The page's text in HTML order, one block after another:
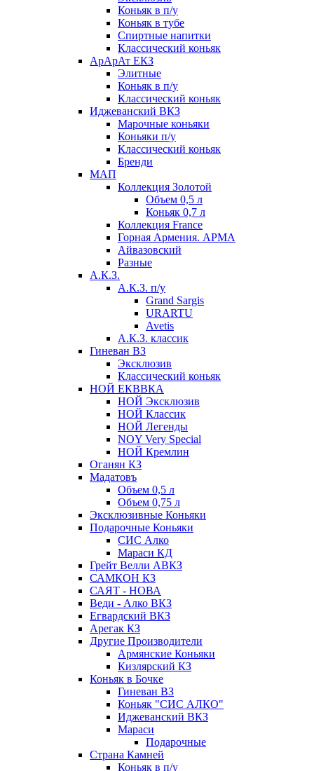
Коньяк в п/у
Коньяк в тубе
Спиртные напитки
Классический коньяк
АрАрАт ЕКЗ
Элитные
Коньяк в п/у
Классический коньяк
Иджеванский ВКЗ
Марочные коньяки
Коньяки п/у
Классический коньяк
Бренди
МАП
Коллекция Золотой
Объем 0,5 л
Коньяк 0,7 л
Коллекция France
Горная Армения. АРМА
Айвазовский
Разные
А.К.З.
А.К.З. п/у
Grand Sargis
URARTU
Avetis
А.К.З. классик
Гиневан ВЗ
Эксклюзив
Классический коньяк
НОЙ ЕКВВКА
НОЙ Эксклюзив
НОЙ Классик
НОЙ Легенды
NOY Very Speсial
НОЙ Кремлин
Оганян КЗ
Мадатовъ
Объем 0,5 л
Объем 0,75 л
Эксклюзивные Коньяки
Подарочные Коньяки
СИС Алко
Мараси КД
Грейт Велли АВКЗ
САМКОН КЗ
САЯТ - НОВА
Веди - Алко ВКЗ
Егвардский ВКЗ
Арегак КЗ
Другие Производители
Армянские Коньяки
Кизлярский КЗ
Коньяк в Бочке
Гиневан ВЗ
Коньяк "СИС АЛКО"
Иджеванский ВКЗ
Мараси
Подарочные
Страна Камней
Коньяк в п/у